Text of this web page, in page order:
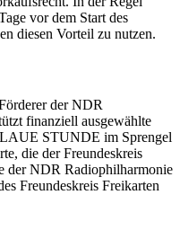
vor dem Start des
diesen Vorteil zu nutzen.
der NDR
finanziell ausgewählte
STUNDE im Sprengel
die der Freundeskreis
der NDR Radiophilharmonie
Freundeskreis Freikarten